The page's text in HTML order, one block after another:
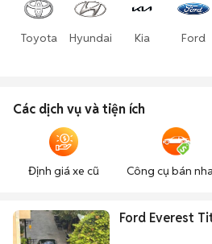
Toyota Hyundai Kia Ford
Các dịch vụ và tiện ích
Định giá xe cũ Công cụ bán
Ford Everest